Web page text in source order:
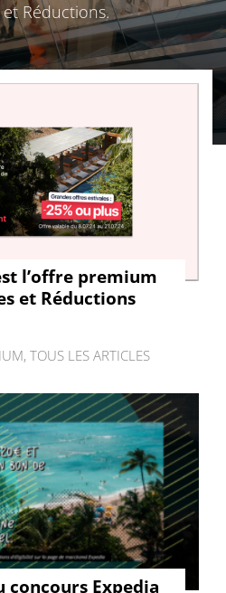
et Réductions.
l’offre premium
et Réductions
, TOUS LES ARTICLES
concours Expedia